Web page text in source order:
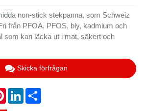
non-stick stekpanna, som Schweiz
från PFOA, PFOS, bly, kadmium och
som kan läcka ut i mat, säkert och
Skicka förfrågan
PinterestLinkedIn